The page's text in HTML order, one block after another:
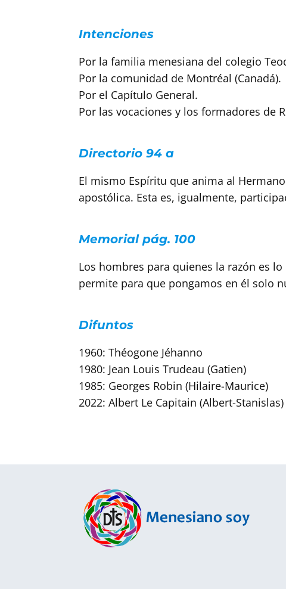
Intenciones
Por la familia menesiana del colegio
Por la comunidad de Montréal (Canadá).
Por el Capítulo General.
Por las vocaciones y los formadores de
Directorio 94 a
El mismo Espíritu que anima al
apostólica. Esta es, igualmente,
Memorial pág. 100
Los hombres para quienes la razón es
permite para que pongamos en él solo
Difuntos
1960: Théogone Jéhanno
1980: Jean Louis Trudeau (Gatien)
1985: Georges Robin (Hilaire-Maurice)
2022: Albert Le Capitain (Albert-Stanislas)